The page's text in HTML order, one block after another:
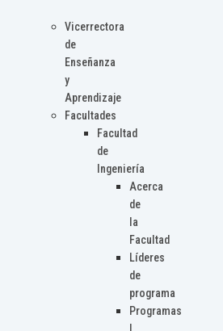
Vicerrectora
de
Enseñanza
y
Aprendizaje
Facultades
Facultad
de
Ingeniería
Acerca
de
la
Facultad
Líderes
de
programa
Programas